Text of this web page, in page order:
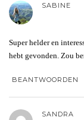
SABINE
Super helder en
hebt gevonden. Zou
BEANTWOORDEN
SANDRA